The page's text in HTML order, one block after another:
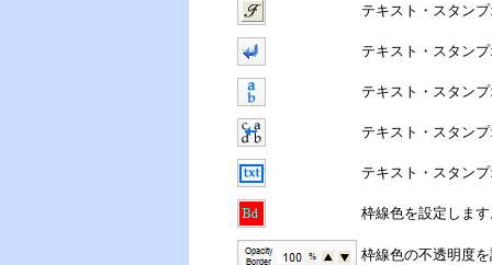
テキスト・スタン
テキスト・スタン
テキスト・スタン
テキスト・スタン
テキスト・スタン
枠線色を設定しま
枠線色の不透明度